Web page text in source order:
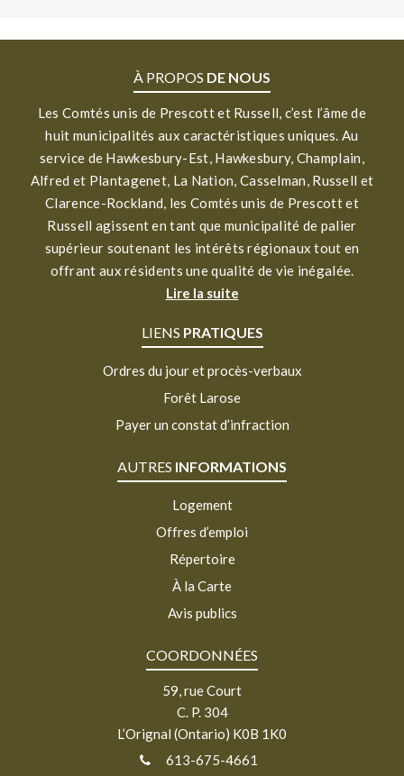
À PROPOS DE NOUS
Les Comtés unis de Prescott et Russell, c’est l’âme de
huit municipalités aux caractéristiques uniques. Au
service de Hawkesbury-Est, Hawkesbury, Champlain,
Alfred et Plantagenet, La Nation, Casselman, Russell et
Clarence-Rockland, les Comtés unis de Prescott et
Russell agissent en tant que municipalité de palier
supérieur soutenant les intérêts régionaux tout en
offrant aux résidents une qualité de vie inégalée.
Lire la suite
LIENS PRATIQUES
Ordres du jour et procès-verbaux
Forêt Larose
Payer un constat d’infraction
AUTRES INFORMATIONS
Logement
Offres d’emploi
Répertoire
À la Carte
Avis publics
COORDONNÉES
59, rue Court
C. P. 304
L’Orignal (Ontario) K0B 1K0
613-675-4661